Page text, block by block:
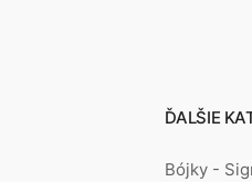
ĎALŠIE
Bójky -